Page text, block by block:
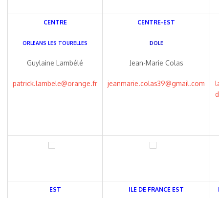
CENTRE
ORLEANS LES TOURELLES
Guylaine Lambélé
patrick.lambele@orange.fr
CENTRE-EST
DOLE
Jean-Marie Colas
jeanmarie.colas39@gmail.com
EST ILE DE FRANCE EST